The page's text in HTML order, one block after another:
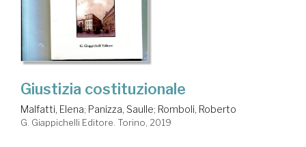
Giustizia costituzionale
Malfatti, Elena; Panizza, Saulle; Romboli, Roberto
G. Giappichelli Editore. Torino, 2019